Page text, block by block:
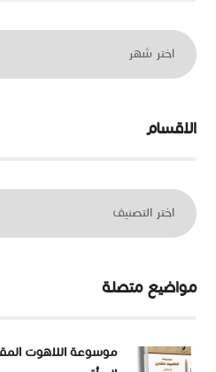
الاقسام
مواضيع متصلة
موسوعة اللاهوت